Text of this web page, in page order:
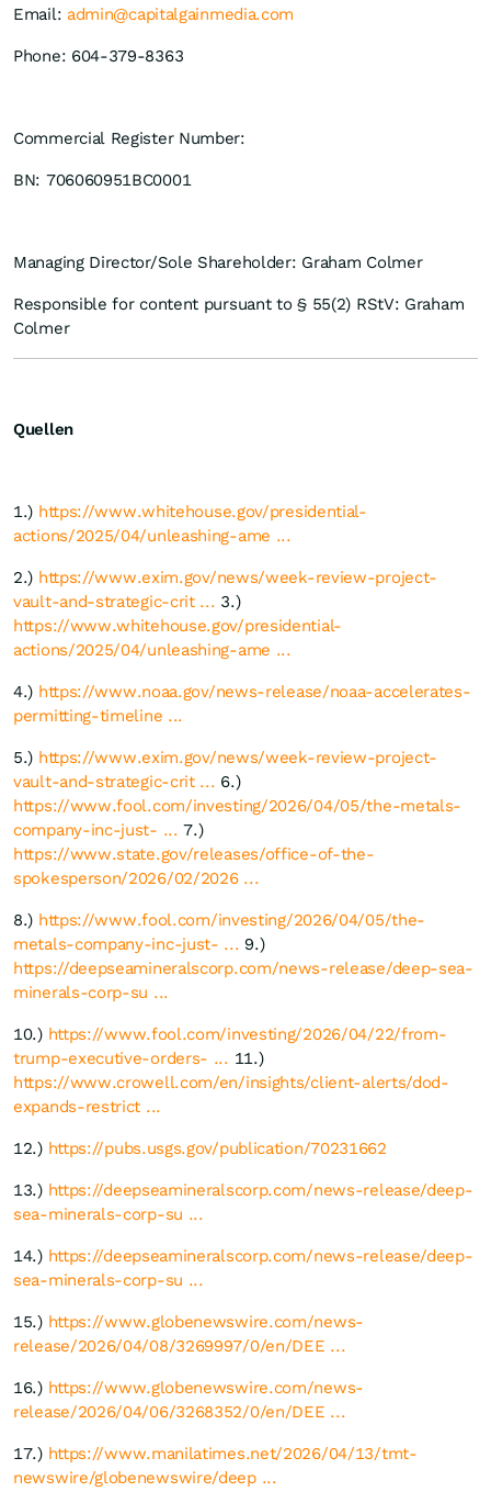
Email: admin@capitalgainmedia.com
Phone: 604-379-8363
Commercial Register Number:
BN: 706060951BC0001
Managing Director/Sole Shareholder: Graham Colmer
Responsible for content pursuant to § 55(2) RStV: Graham
Colmer
Quellen
1.) https://www.whitehouse.gov/presidential-
actions/2025/04/unleashing-ame ...
2.) https://www.exim.gov/news/week-review-project-
vault-and-strategic-crit ... 3.)
https://www.whitehouse.gov/presidential-
actions/2025/04/unleashing-ame ...
4.) https://www.noaa.gov/news-release/noaa-accelerates-
permitting-timeline ...
5.) https://www.exim.gov/news/week-review-project-
vault-and-strategic-crit ... 6.)
https://www.fool.com/investing/2026/04/05/the-metals-
company-inc-just- ... 7.)
https://www.state.gov/releases/office-of-the-
spokesperson/2026/02/2026 ...
8.) https://www.fool.com/investing/2026/04/05/the-
metals-company-inc-just- ... 9.)
https://deepseamineralscorp.com/news-release/deep-sea-
minerals-corp-su ...
10.) https://www.fool.com/investing/2026/04/22/from-
trump-executive-orders- ... 11.)
https://www.crowell.com/en/insights/client-alerts/dod-
expands-restrict ...
12.) https://pubs.usgs.gov/publication/70231662
13.) https://deepseamineralscorp.com/news-release/deep-
sea-minerals-corp-su ...
14.) https://deepseamineralscorp.com/news-release/deep-
sea-minerals-corp-su ...
15.) https://www.globenewswire.com/news-
release/2026/04/08/3269997/0/en/DEE ...
16.) https://www.globenewswire.com/news-
release/2026/04/06/3268352/0/en/DEE ...
17.) https://www.manilatimes.net/2026/04/13/tmt-
newswire/globenewswire/deep ...